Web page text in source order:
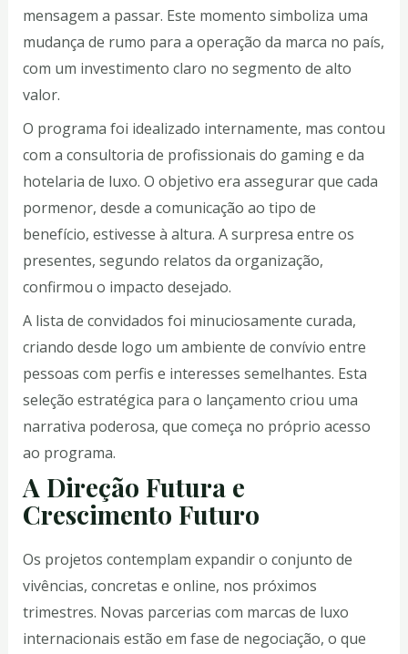
mensagem a passar. Este momento simboliza uma
mudança de rumo para a operação da marca no país,
com um investimento claro no segmento de alto
valor.
O programa foi idealizado internamente, mas contou
com a consultoria de profissionais do gaming e da
hotelaria de luxo. O objetivo era assegurar que cada
pormenor, desde a comunicação ao tipo de
benefício, estivesse à altura. A surpresa entre os
presentes, segundo relatos da organização,
confirmou o impacto desejado.
A lista de convidados foi minuciosamente curada,
criando desde logo um ambiente de convívio entre
pessoas com perfis e interesses semelhantes. Esta
seleção estratégica para o lançamento criou uma
narrativa poderosa, que começa no próprio acesso
ao programa.
A Direção Futura e
Crescimento Futuro
Os projetos contemplam expandir o conjunto de
vivências, concretas e online, nos próximos
trimestres. Novas parcerias com marcas de luxo
internacionais estão em fase de negociação, o que